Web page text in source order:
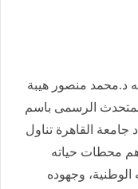
د.محمد منصور هيبة
الرسمى باسم
القاهرة تناول
محطات حياته
الوطنية، وجهوده